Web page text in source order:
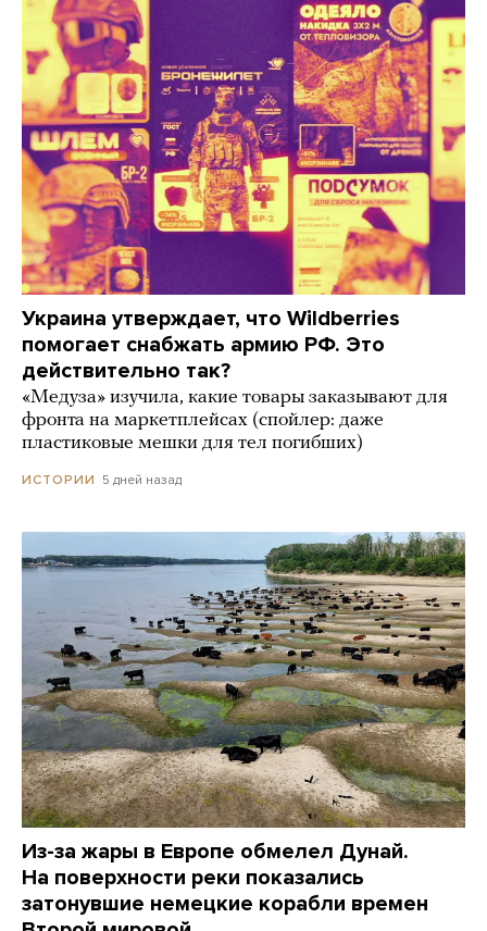
Украина утверждает, что Wildberries
помогает снабжать армию РФ. Это
действительно так?
«Медуза» изучила, какие товары заказывают для
фронта на маркетплейсах (спойлер: даже
пластиковые мешки для тел погибших)
ИСТОРИИ 5 дней назад
Из-за жары в Европе обмелел Дунай.
На поверхности реки показались
затонувшие немецкие корабли времен